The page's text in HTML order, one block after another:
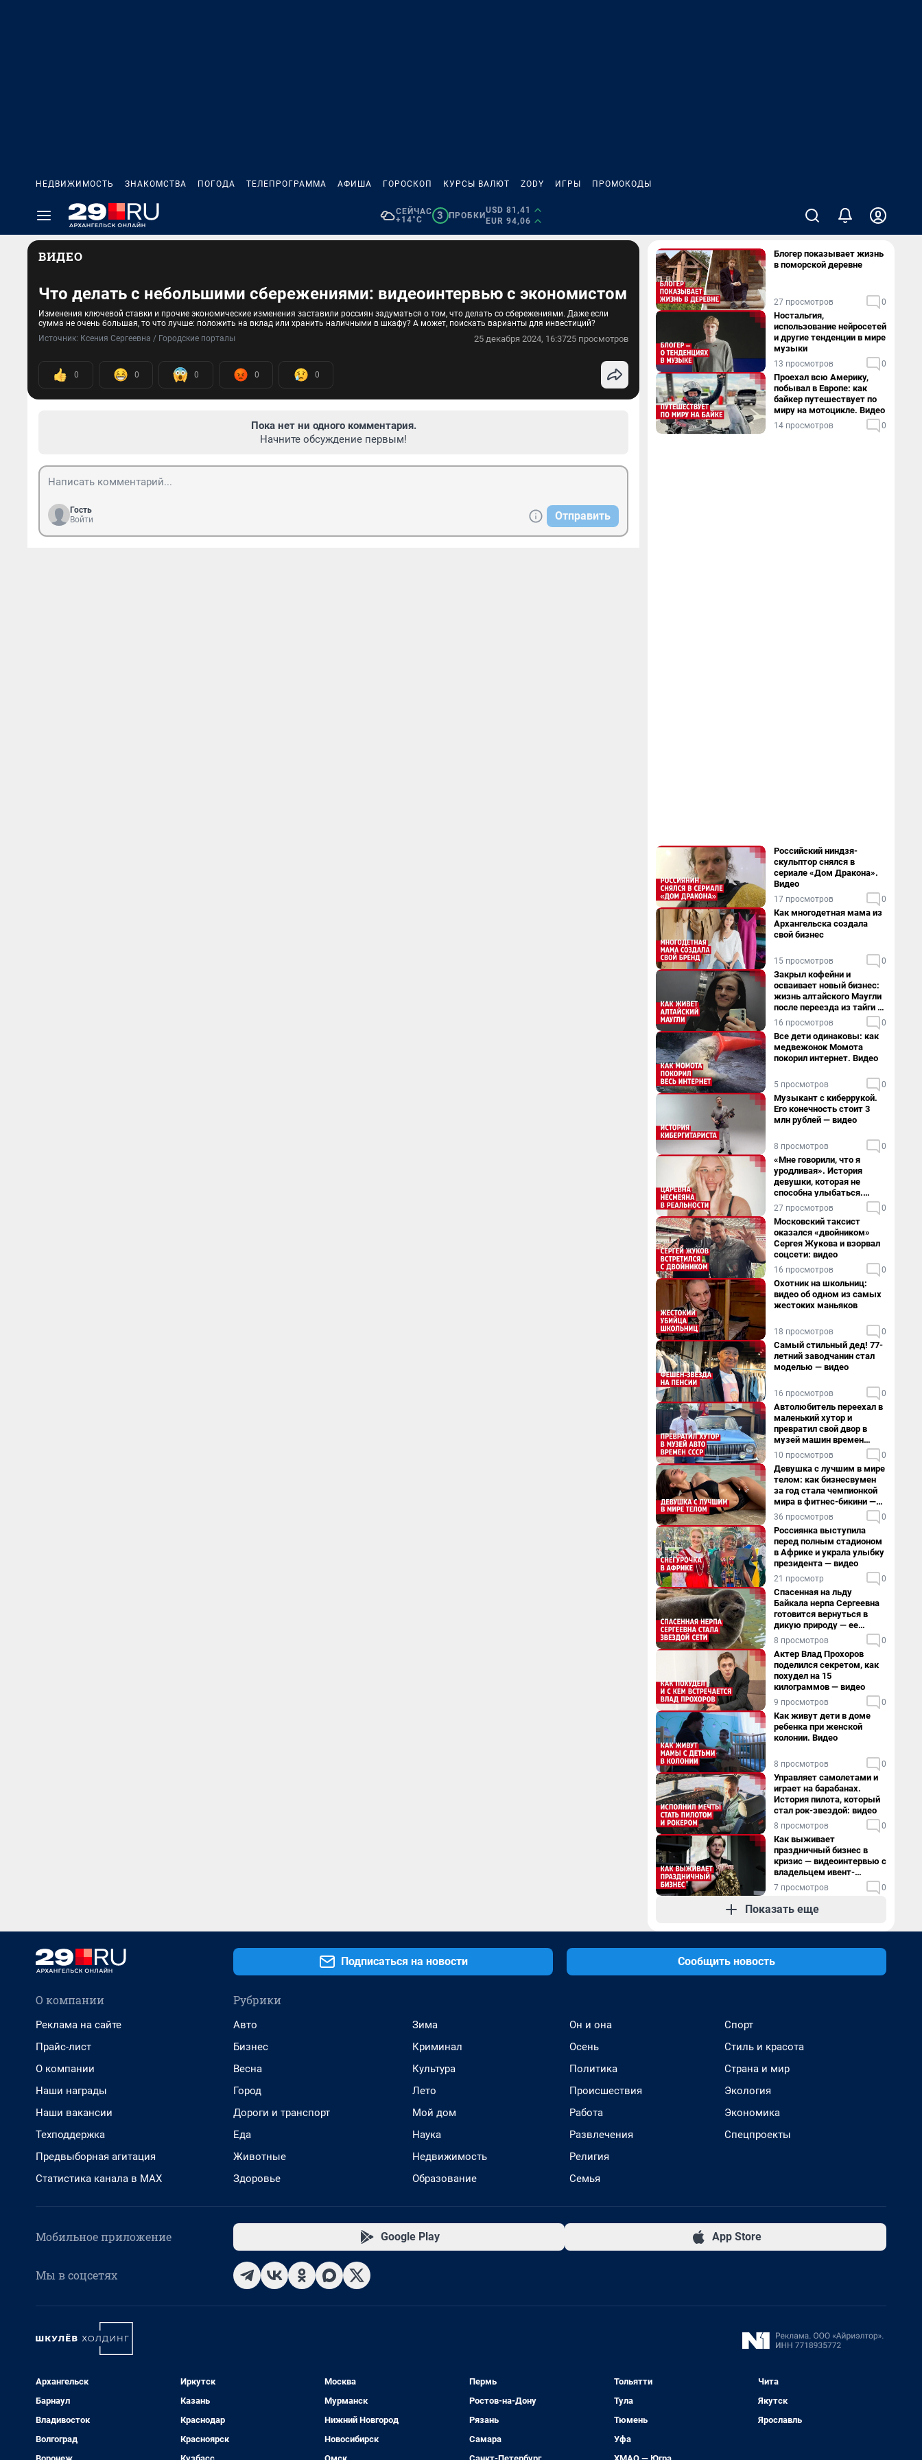
НЕДВИЖИМОСТЬ ЗНАКОМСТВА ПОГОДА ТЕЛЕПРОГРАММА АФИША ГОРОСКОП КУРСЫ ВАЛЮТ ZODY ИГРЫ ПРОМОКОДЫ
СЕЙЧАС
+14°C
3 ПРОБКИ
USD 81,41
EUR 94,06
ВИДЕО
Что делать с небольшими сбережениями: видеоинтервью с экономистом
Изменения ключевой ставки и прочие экономические изменения заставили россиян задуматься о том, что делать со сбережениями. Даже если
сумма не очень большая, то что лучше: положить на вклад или хранить наличными в шкафу? А может, поискать варианты для инвестиций?
Источник: Ксения Сергеевна / Городские порталы 25 декабря 2024, 16:3725 просмотров
0 0 0 0 0
Пока нет ни одного комментария.
Начните обсуждение первым!
Гость
Войти
Отправить
Блогер показывает жизнь
в поморской деревне
27 просмотров 0
Ностальгия,
использование нейросетей
и другие тенденции в мире
музыки
13 просмотров 0
Проехал всю Америку,
побывал в Европе: как
байкер путешествует по
миру на мотоцикле. Видео
14 просмотров 0
Российский ниндзя-
скульптор снялся в
сериале «Дом Дракона».
Видео
17 просмотров 0
Как многодетная мама из
Архангельска создала
свой бизнес
15 просмотров 0
Закрыл кофейни и
осваивает новый бизнес:
жизнь алтайского Маугли
после переезда из тайги в
столицу
16 просмотров 0
Все дети одинаковы: как
медвежонок Момота
покорил интернет. Видео
5 просмотров 0
Музыкант с киберрукой.
Его конечность стоит 3
млн рублей — видео
8 просмотров 0
«Мне говорили, что я
уродливая». История
девушки, которая не
способна улыбаться.
Видео
27 просмотров 0
Московский таксист
оказался «двойником»
Сергея Жукова и взорвал
соцсети: видео
16 просмотров 0
Охотник на школьниц:
видео об одном из самых
жестоких маньяков
18 просмотров 0
Самый стильный дед! 77-
летний заводчанин стал
моделью — видео
16 просмотров 0
Автолюбитель переехал в
маленький хутор и
превратил свой двор в
музей машин времен
СССР. Видео
10 просмотров 0
Девушка с лучшим в мире
телом: как бизнесвумен
за год стала чемпионкой
мира в фитнес-бикини —
видео
36 просмотров 0
Россиянка выступила
перед полным стадионом
в Африке и украла улыбку
президента — видео
21 просмотр 0
Спасенная на льду
Байкала нерпа Сергеевна
готовится вернуться в
дикую природу — ее
видеоистория
8 просмотров 0
Актер Влад Прохоров
поделился секретом, как
похудел на 15
килограммов — видео
9 просмотров 0
Как живут дети в доме
ребенка при женской
колонии. Видео
8 просмотров 0
Управляет самолетами и
играет на барабанах.
История пилота, который
стал рок-звездой: видео
8 просмотров 0
Как выживает
праздничный бизнес в
кризис — видеоинтервью с
владельцем ивент-
агентства
7 просмотров 0
Показать еще
Подписаться на новости Сообщить новость
О компании
Реклама на сайте
Прайс-лист
О компании
Наши награды
Наши вакансии
Техподдержка
Предвыборная агитация
Статистика канала в MAX
Рубрики
Авто
Бизнес
Весна
Город
Дороги и транспорт
Еда
Животные
Здоровье
Зима
Криминал
Культура
Лето
Мой дом
Наука
Недвижимость
Образование
Он и она
Осень
Политика
Происшествия
Работа
Развлечения
Религия
Семья
Спорт
Стиль и красота
Страна и мир
Экология
Экономика
Спецпроекты
Мобильное приложение Google Play App Store
Мы в соцсетях
Архангельск
Барнаул
Владивосток
Волгоград
Иркутск
Казань
Краснодар
Красноярск
Москва
Мурманск
Нижний Новгород
Новосибирск
Пермь
Ростов-на-Дону
Рязань
Самара
Тольятти
Тула
Тюмень
Уфа
Чита
Якутск
Ярославль